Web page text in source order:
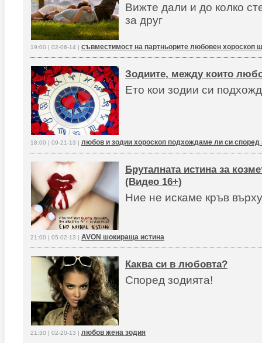
Вижте дали и до колко
за друг
19:00 | 02-06-14 | съвместимост на партньорите любовен хороскоп
Зодиите, между които
Ето кои зодии си
18:00 | 09-21-13 | любов и зодии хороскоп подхождаме ли си според
Бруталната истина за
(Видео 16+)
Ние не искаме кръв
21:00 | 05-02-13 | AVON шокираща истина
Каква си в любовта?
Според зодията!
21:30 | 02-20-13 | любов жена зодия